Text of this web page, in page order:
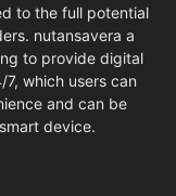
to the full potential
nutansavera a
to provide digital
which users can
and can be
device.